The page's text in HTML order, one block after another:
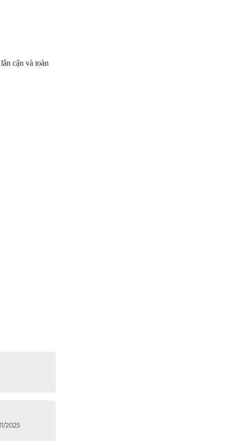
cận và toàn
2025